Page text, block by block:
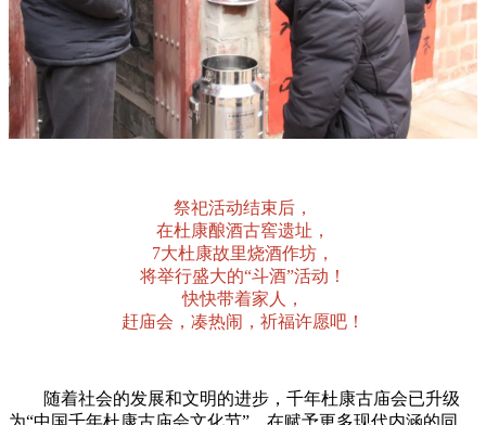
祭祀活动结束后，
在杜康酿酒古窖遗址，
7大杜康故里烧酒作坊，
将举行盛大的“斗酒”活动！
快快带着家人，
赶庙会，凑热闹，祈福许愿吧！
随着社会的发展和文明的进步，千年杜康古庙会已升级
为“中国千年杜康古庙会文化节”，在赋予更多现代内涵的同